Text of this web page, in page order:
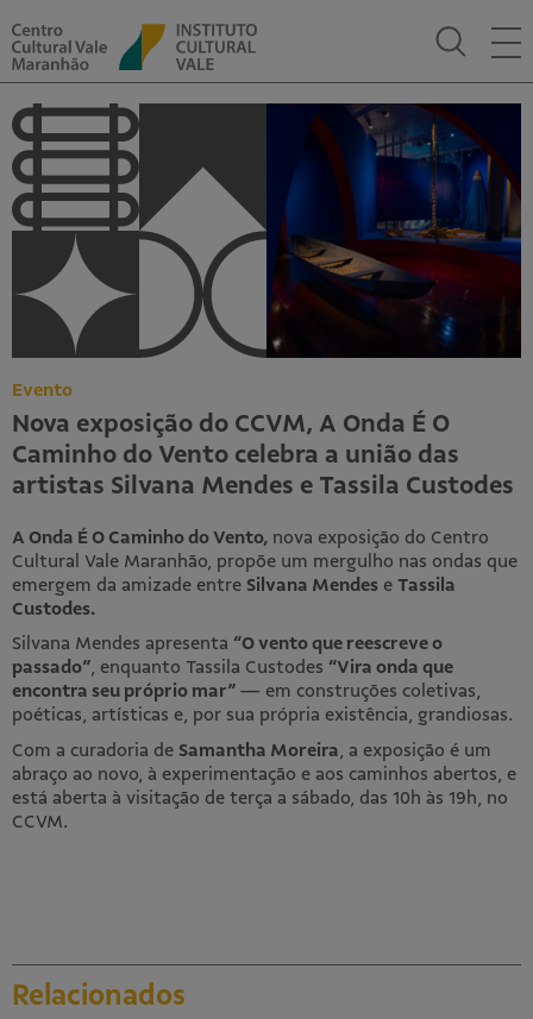
PORT ENG
Sobre
CCVM
Espaços
Equipe
Imprensa
Programação
Presencial
On-line
Exposições
Editais
Educativo
Sobre
Mediações
Horizonte aberto
Seminários e conversas
Publicações
Visite
Evento
Nova exposição do CCVM, A Onda É O
Caminho do Vento celebra a união das
artistas Silvana Mendes e Tassila Custodes
A Onda É O Caminho do Vento, nova exposição do Centro
Cultural Vale Maranhão, propõe um mergulho nas ondas que
emergem da amizade entre Silvana Mendes e Tassila
Custodes.
Silvana Mendes apresenta “O vento que reescreve o
passado”, enquanto Tassila Custodes “Vira onda que
encontra seu próprio mar” — em construções coletivas,
poéticas, artísticas e, por sua própria existência, grandiosas.
Com a curadoria de Samantha Moreira, a exposição é um
abraço ao novo, à experimentação e aos caminhos abertos, e
está aberta à visitação de terça a sábado, das 10h às 19h, no
CCVM.
Relacionados